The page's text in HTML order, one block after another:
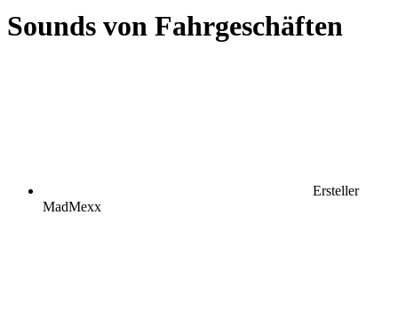
Sounds von Fahrgeschäften
Ersteller
MadMexx